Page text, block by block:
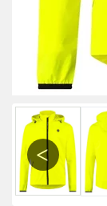
Previous